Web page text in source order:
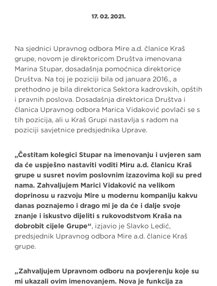
17. 02. 2021.
Na sjednici Upravnog odbora Mire a.d. članice Kraš
grupe, novom je direktoricom Društva imenovana
Marina Stupar, dosadašnja pomoćnica direktorice
Društva. Na toj je poziciji bila od januara 2016., a
prethodno je bila direktorica Sektora kadrovskih, opštih
i pravnih poslova. Dosadašnja direktorica Društva i
članica Upravnog odbora Marica Vidaković povlači se s
tih pozicija, ali u Kraš Grupi nastavlja s radom na
poziciji savjetnice predsjednika Uprave.
„Čestitam kolegici Stupar na imenovanju i uvjeren sam
da će uspješno nastaviti voditi Miru a.d. članicu Kraš
grupe u susret novim poslovnim izazovima koji su pred
nama. Zahvaljujem Marici Vidaković na velikom
doprinosu u razvoju Mire u modernu kompaniju kakvu
danas poznajemo i drago mi je da će i dalje svoje
znanje i iskustvo dijeliti s rukovodstvom Kraša na
dobrobit cijele Grupe“, izjavio je Slavko Ledić,
predsjednik Upravnog odbora Mire a.d. članice Kraš
grupe.
„Zahvaljujem Upravnom odboru na povjerenju koje su
mi ukazali ovim imenovanjem. Nova je funkcija za